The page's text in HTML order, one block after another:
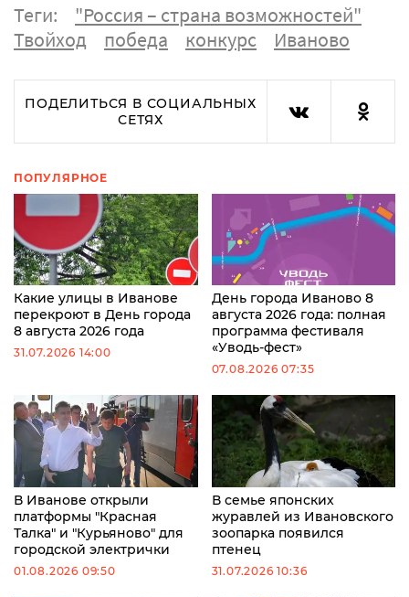
Теги:
"Россия – страна возможностей"
Твойход
победа конкурс Иваново
ПОДЕЛИТЬСЯ В СОЦИАЛЬНЫХ
СЕТЯХ
ПОПУЛЯРНОЕ
Какие улицы в Иванове
перекроют в День города
8 августа 2026 года
31.07.2026 14:00
День города Иваново 8
августа 2026 года: полная
программа фестиваля
«Уводь-фест»
07.08.2026 07:35
В Иванове открыли
платформы "Красная
Талка" и "Курьяново" для
городской электрички
01.08.2026 09:50
В семье японских
журавлей из Ивановского
зоопарка появился
птенец
31.07.2026 10:36